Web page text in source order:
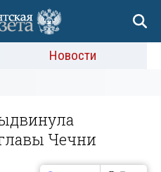
Новости
Чечни